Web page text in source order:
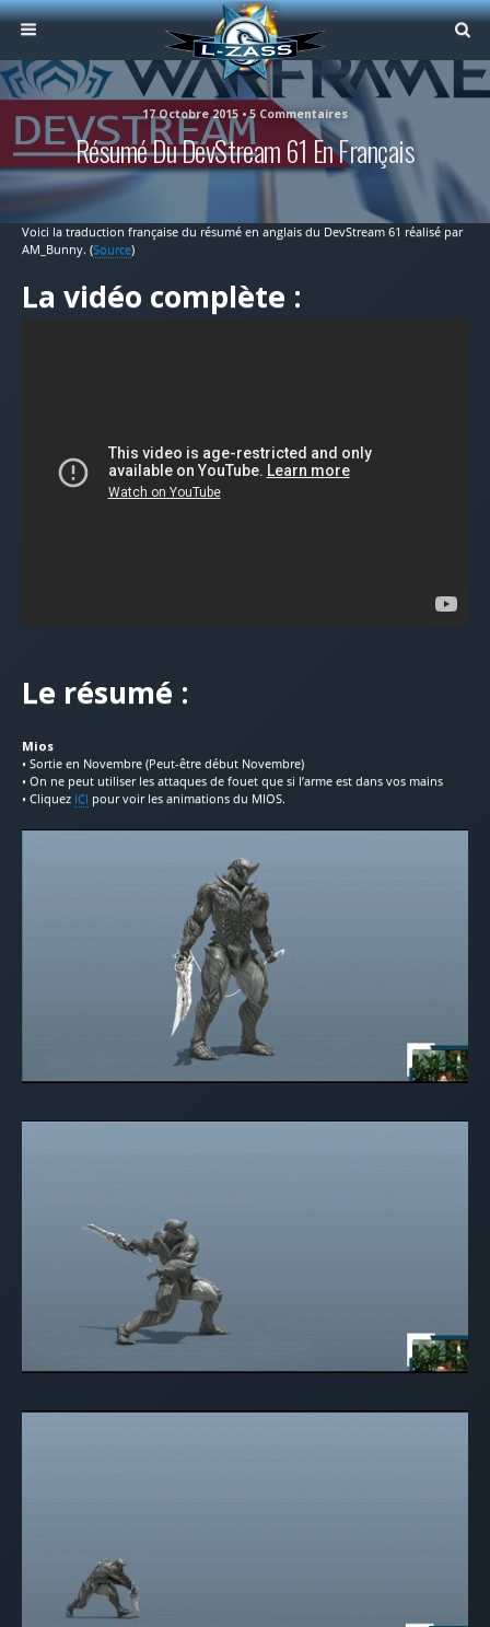
17 Octobre 2015 • 5 Commentaires
Résumé Du DevStream 61 En Français
Voici la traduction française du résumé en anglais du DevStream 61 réalisé par
AM_Bunny. (Source)
La vidéo complète :
Le résumé :
Mios
• Sortie en Novembre (Peut-être début Novembre)
• On ne peut utiliser les attaques de fouet que si l’arme est dans vos mains
• Cliquez ICI pour voir les animations du MIOS.